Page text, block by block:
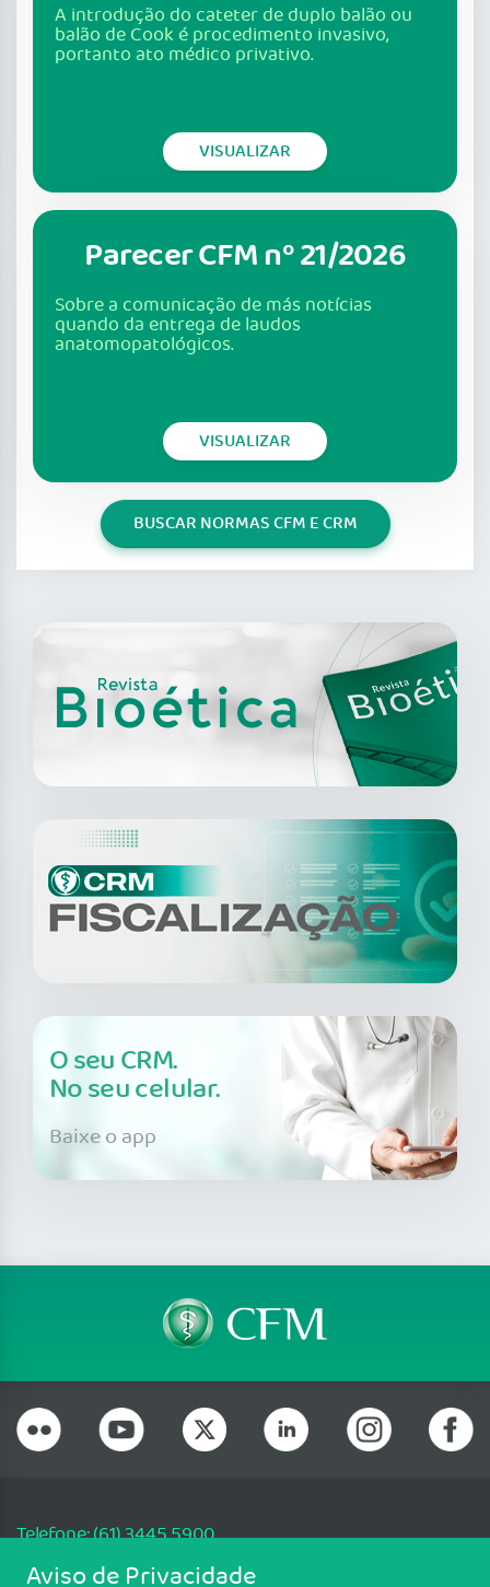
A introdução do cateter de duplo balão ou
balão de Cook é procedimento invasivo,
portanto ato médico privativo.
VISUALIZAR
Parecer CFM nº 21/2026
Sobre a comunicação de más notícias
quando da entrega de laudos
anatomopatológicos.
VISUALIZAR
BUSCAR NORMAS CFM E CRM
O seu CRM.
No seu celular.
Baixe o app
Telefone: (61) 3445 5900
Email: cfm@portalmedico.org.br
Aviso de Privacidade